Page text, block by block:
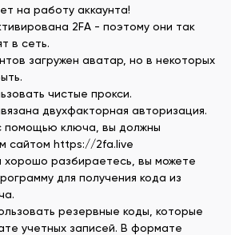
на работу аккаунта!
2FA - поэтому они так
в сеть.
загружен аватар, но в некоторых
чистые прокси.
двухфакторная авторизация.
помощью ключа, вы должны
сайтом https://2fa.live
хорошо разбираетесь, вы можете
для получения кода из
резервные коды, которые
учетных записей. В формате